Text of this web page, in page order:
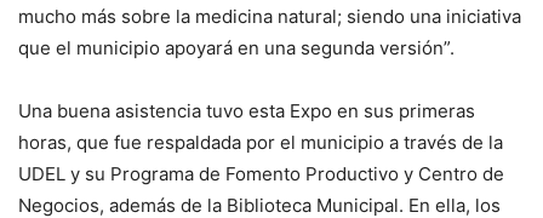
mucho más sobre la medicina natural; siendo una iniciativa
que el municipio apoyará en una segunda versión”.
Una buena asistencia tuvo esta Expo en sus primeras
horas, que fue respaldada por el municipio a través de la
UDEL y su Programa de Fomento Productivo y Centro de
Negocios, además de la Biblioteca Municipal. En ella, los